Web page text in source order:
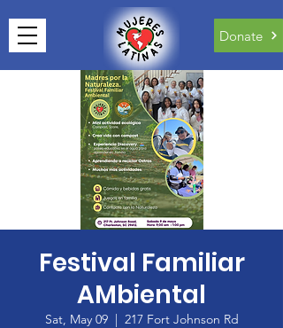
Donate
Festival Familiar
AMbiental
Sat, May 09
  |
217 Fort Johnson Rd